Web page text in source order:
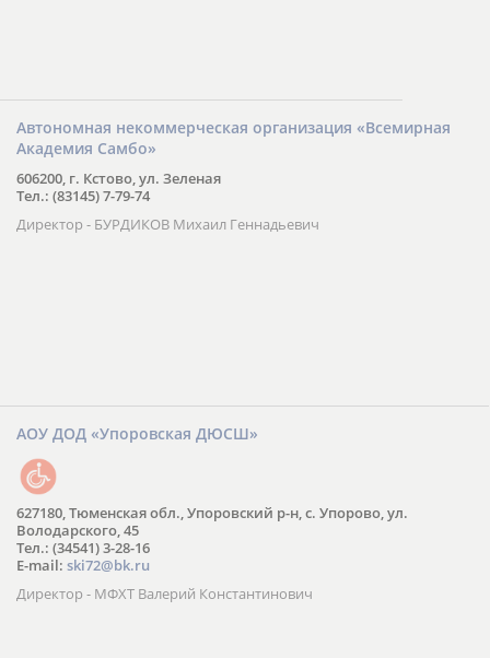
Автономная некоммерческая организация «Всемирная
Академия Самбо»
606200, г. Кстово, ул. Зеленая
Тел.: (83145) 7-79-74
Директор - БУРДИКОВ Михаил Геннадьевич
АОУ ДОД «Упоровская ДЮСШ»
627180, Тюменская обл., Упоровский р-н, с. Упорово, ул.
Володарского, 45
Тел.: (34541) 3-28-16
E-mail: ski72@bk.ru
Директор - МФХТ Валерий Константинович